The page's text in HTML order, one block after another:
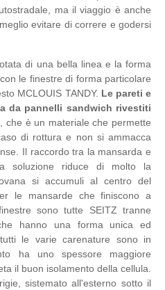
ma il viaggio è anche
evitare di correre e godersi
di una bella linea e la forma
le finestre di forma particolare
MCLOUIS TANDY. Le pareti e
da pannelli sandwich rivestiti
, che è un materiale che permette
di rottura e non si ammacca
Il raccordo tra la mansarda e
soluzione riduce di molto la
si accumuli al centro del
le mansarde che finiscono a
sono tutte SEITZ tranne
hanno una forma unica ed
le varie carenature sono in
ha uno spessore maggiore
il buon isolamento della cellula.
sistemato all'esterno sotto il